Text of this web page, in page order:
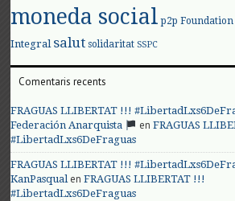
moneda social p2p Foundation
Integral salut solidaritat SSPC
Comentaris recents
FRAGUAS LLIBERTAT !!!
Federación Anarquista
enFRAGUAS
#LibertadLxs6DeFraguas
FRAGUAS LLIBERTAT !!!
KanPasqualenFRAGUAS LLIBERTAT !!!
#LibertadLxs6DeFraguas